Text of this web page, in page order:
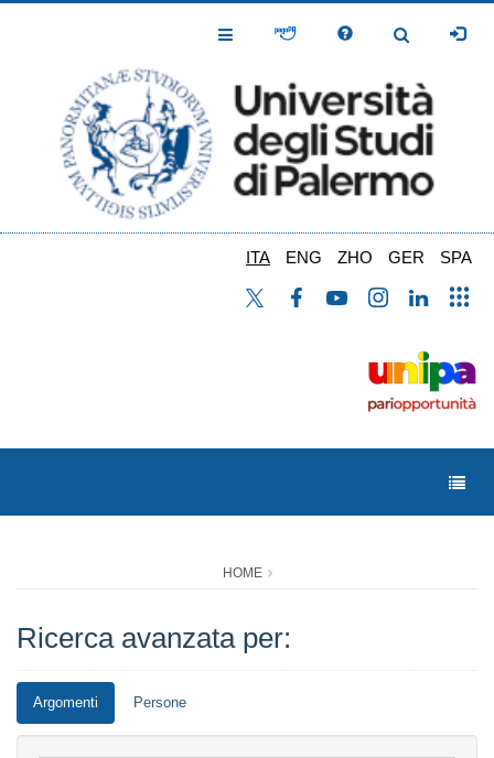
Toggle
Toggle
ITA ENG ZHO GER SPA
HOME
Ricerca avanzata per:
Argomenti Persone